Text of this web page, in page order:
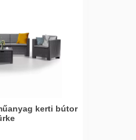
kerti bútor